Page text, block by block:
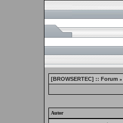
[BROWSERTEC] :: Forum »
Autor